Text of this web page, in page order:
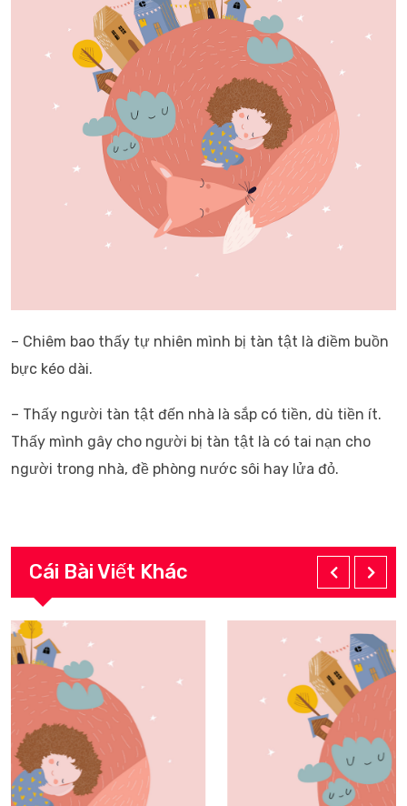
– Chiêm bao thấy tự nhiên mình bị tàn tật là điềm buồn
bực kéo dài.
– Thấy người tàn tật đến nhà là sắp có tiền, dù tiền ít.
Thấy mình gây cho người bị tàn tật là có tai nạn cho
người trong nhà, đề phòng nước sôi hay lửa đỏ.
Cái Bài Viết Khác